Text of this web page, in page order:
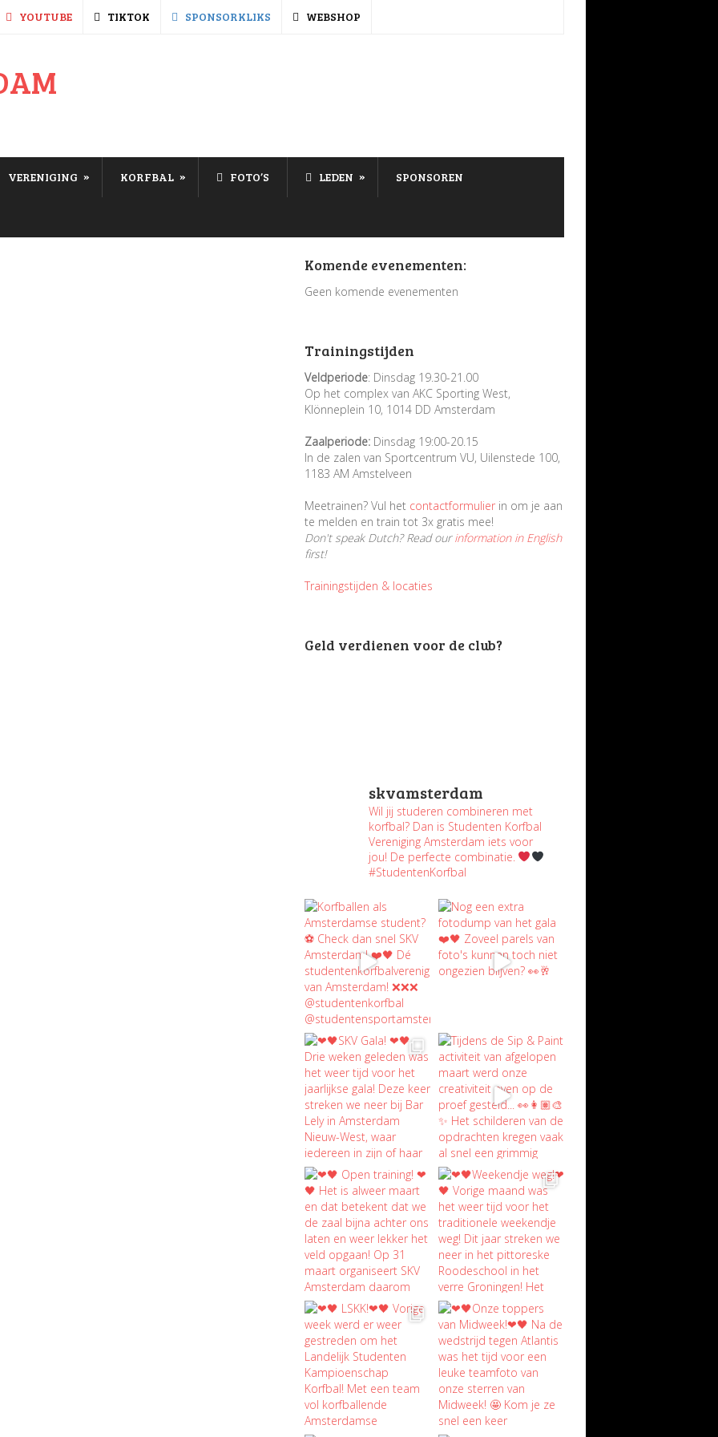
YOUTUBE TIKTOK SPONSORKLIKS WEBSHOP
VERENIGING » KORFBAL » FOTO’S LEDEN » SPONSOREN
Komende evenementen:
Geen komende evenementen
Trainingstijden
Veldperiode: Dinsdag 19.30-21.00
Op het complex van AKC Sporting West,
Klönneplein 10, 1014 DD Amsterdam
Zaalperiode: Dinsdag 19:00-20.15
In de zalen van Sportcentrum VU, Uilenstede 100,
1183 AM Amstelveen
Meetrainen? Vul het contactformulier in om je aan
te melden en train tot 3x gratis mee!
Don't speak Dutch? Read ourinformation in English
first!
Trainingstijden & locaties
Geld verdienen voor de club?
skvamsterdam
Wil jij studeren combineren met
korfbal? Dan is Studenten Korfbal
Vereniging Amsterdam iets voor
jou! De perfecte combinatie.
#StudentenKorfbal